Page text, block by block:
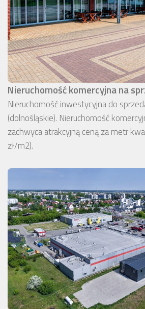
Nieruchomość komercyjna na
Nieruchomość inwestycyjna do
(dolnośląskie). Nieruchomość
zachwyca atrakcyjną ceną za metr
zł/m2).